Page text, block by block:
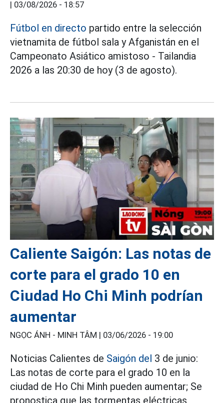
| 03/08/2026 - 18:57
Fútbol en directo partido entre la selección
vietnamita de fútbol sala y Afganistán en el
Campeonato Asiático amistoso - Tailandia
2026 a las 20:30 de hoy (3 de agosto).
Caliente Saigón: Las notas de
corte para el grado 10 en
Ciudad Ho Chi Minh podrían
aumentar
NGỌC ÁNH - MINH TÂM | 03/06/2026 - 19:00
Noticias Calientes de Saigón del 3 de junio:
Las notas de corte para el grado 10 en la
ciudad de Ho Chi Minh pueden aumentar; Se
pronostica que las tormentas eléctricas